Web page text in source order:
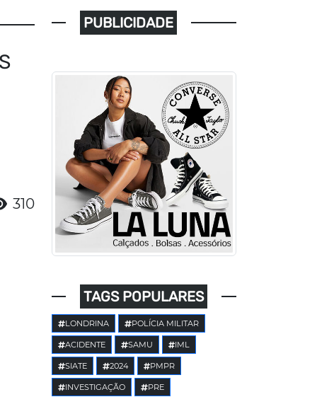
310
PUBLICIDADE
TAGS POPULARES
LONDRINA POLÍCIA MILITAR
ACIDENTE SAMU IML
SIATE 2024 PMPR
INVESTIGAÇÃO PRE